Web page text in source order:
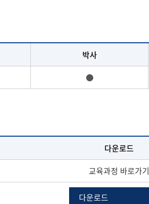
박사
●
다운로드
교육과정 바로가기
다운로드